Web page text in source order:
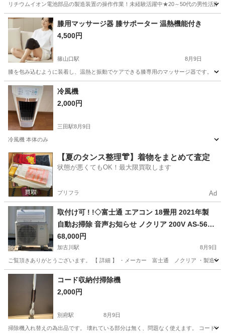
リチウムイオン電池部品の製造装置の操作作業！未経験活躍中★20～50代の男性活
兵庫 南あわじ市 その他
膝用マッサージ器 膝サポーター 温熱機能付き
4,500円
篠山口駅 8月9日
膝を包み込むように装着し、温熱と振動でケアできる膝専用のマッサージ器です。
兵庫 丹波篠山市 篠山口駅
冷風機
2,000円
三田駅8月9日
冷風機 本体のみ
兵庫 三田市 三田駅 季節、空調家電
【夏のタンス整理👘】着物をまとめて査定
状態が悪くてもOK！最大限買取します
プリフラ Ad
取付け可 ! !◇富士通 エアコン 18畳用 2021年製
自動お掃除 音声お知らせ ノクリア 200V AS-560C
2E8洗浄済み ! 保証付 ! 取り外し無料 ! !
68,000円
加古川駅 8月9日
ご覧頂きありがとうございます。 【 詳細 】 ・メーカー 富士通 ノクリア ・製造
兵庫 加古川市 加古川駅 季節、空調家電
コード収納付掃除機
2,000円
別府駅 8月9日
掃除機入れ替えの為出品です。 壊れている部分は無く、問題なく使えます。 コード